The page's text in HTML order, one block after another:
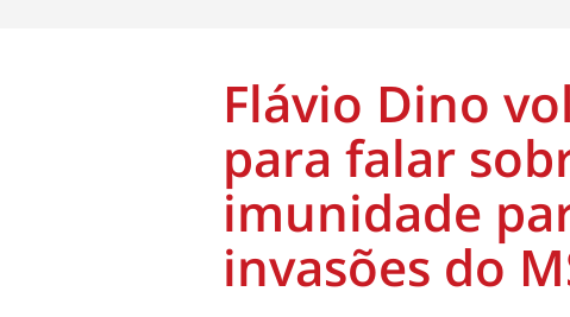
Flávio Dino
para falar
imunidade
invasões do